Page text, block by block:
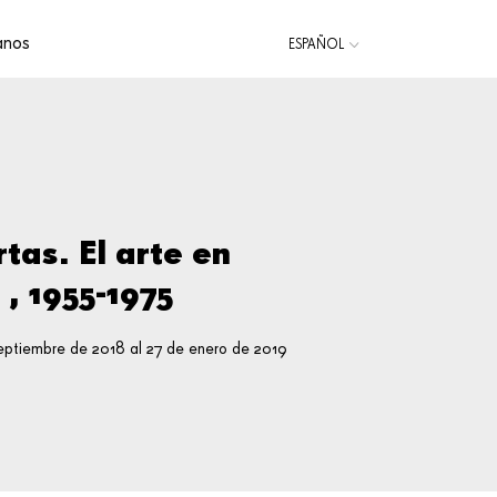
ESPAÑOL
El arte en
1955-1975
de 2018 al 27 de enero de 2019